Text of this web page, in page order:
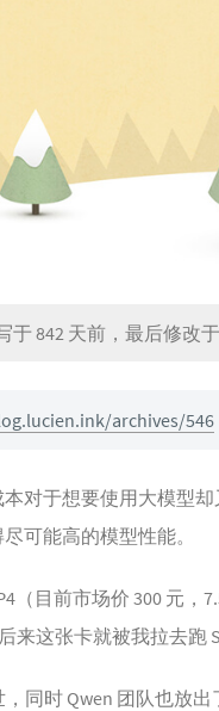
于 842 天前，最后修改
archives/546
对于想要使用大模型
可能高的模型性能。
（目前市场价 300 元，
来这张卡就被我拉去跑
同时 Qwen 团队也放